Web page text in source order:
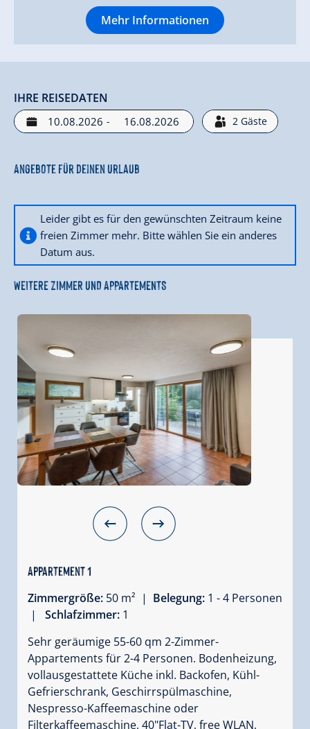
Mehr Informationen
IHRE REISEDATEN
- 2 Gäste
Angebote für deinen Urlaub
Leider gibt es für den gewünschten Zeitraum keine
freien Zimmer mehr. Bitte wählen Sie ein anderes
Datum aus.
WEITERE ZIMMER UND APPARTEMENTS
Appartement 1
Zimmergröße: 50 m² | Belegung: 1 - 4 Personen
|
Schlafzimmer: 1
Sehr geräumige 55-60 qm 2-Zimmer-
Appartements für 2-4 Personen. Bodenheizung,
vollausgestattete Küche inkl. Backofen, Kühl-
Gefrierschrank, Geschirrspülmaschine,
Nespresso-Kaffeemaschine oder
Filterkaffeemaschine, 40"Flat-TV, free WLAN,